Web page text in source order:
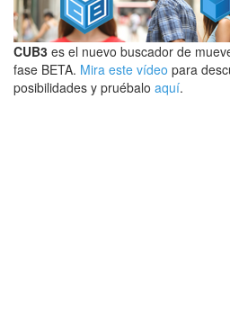
CUB3 es el nuevo buscador de
fase BETA. Mira este vídeo para
posibilidades y pruébalo aquí.